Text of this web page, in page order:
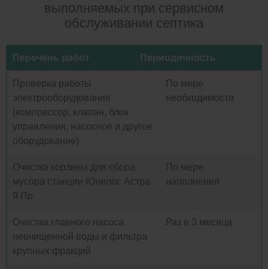
выполняемых при сервисном
обслуживании септика
Перечень работ Периодичность
Проверка работы
электрооборудования
(компрессор, клапан, блок
управления, насосное и другое
оборудование)
По мере
необходимости
Очистка корзины для сбора
мусора станции Юнилос Астра
9 Пр
По мере
наполнения
Очистка главного насоса
неочищенной воды и фильтра
крупных фракций
Раз в 3 месяца